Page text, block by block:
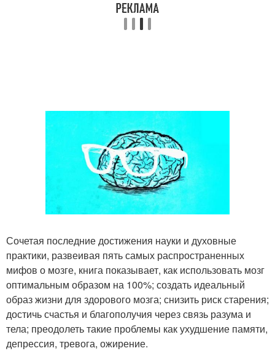
Сочетая последние достижения науки и духовные
практики, развеивая пять самых распространенных
мифов о мозге, книга показывает, как использовать мозг
оптимальным образом на 100%; создать идеальный
образ жизни для здорового мозга; снизить риск старения;
достичь счастья и благополучия через связь разума и
тела; преодолеть такие проблемы как ухудшение памяти,
депрессия, тревога, ожирение.